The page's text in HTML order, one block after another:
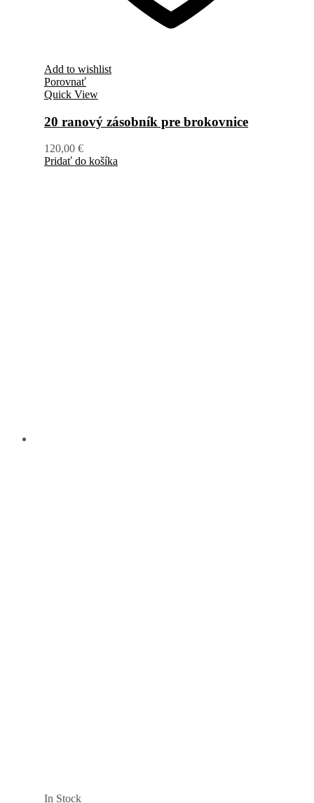
Add to wishlist
Porovnať
Quick View
20 ranový zásobník pre brokovnice
120,00 €
Pridať do košíka
In Stock